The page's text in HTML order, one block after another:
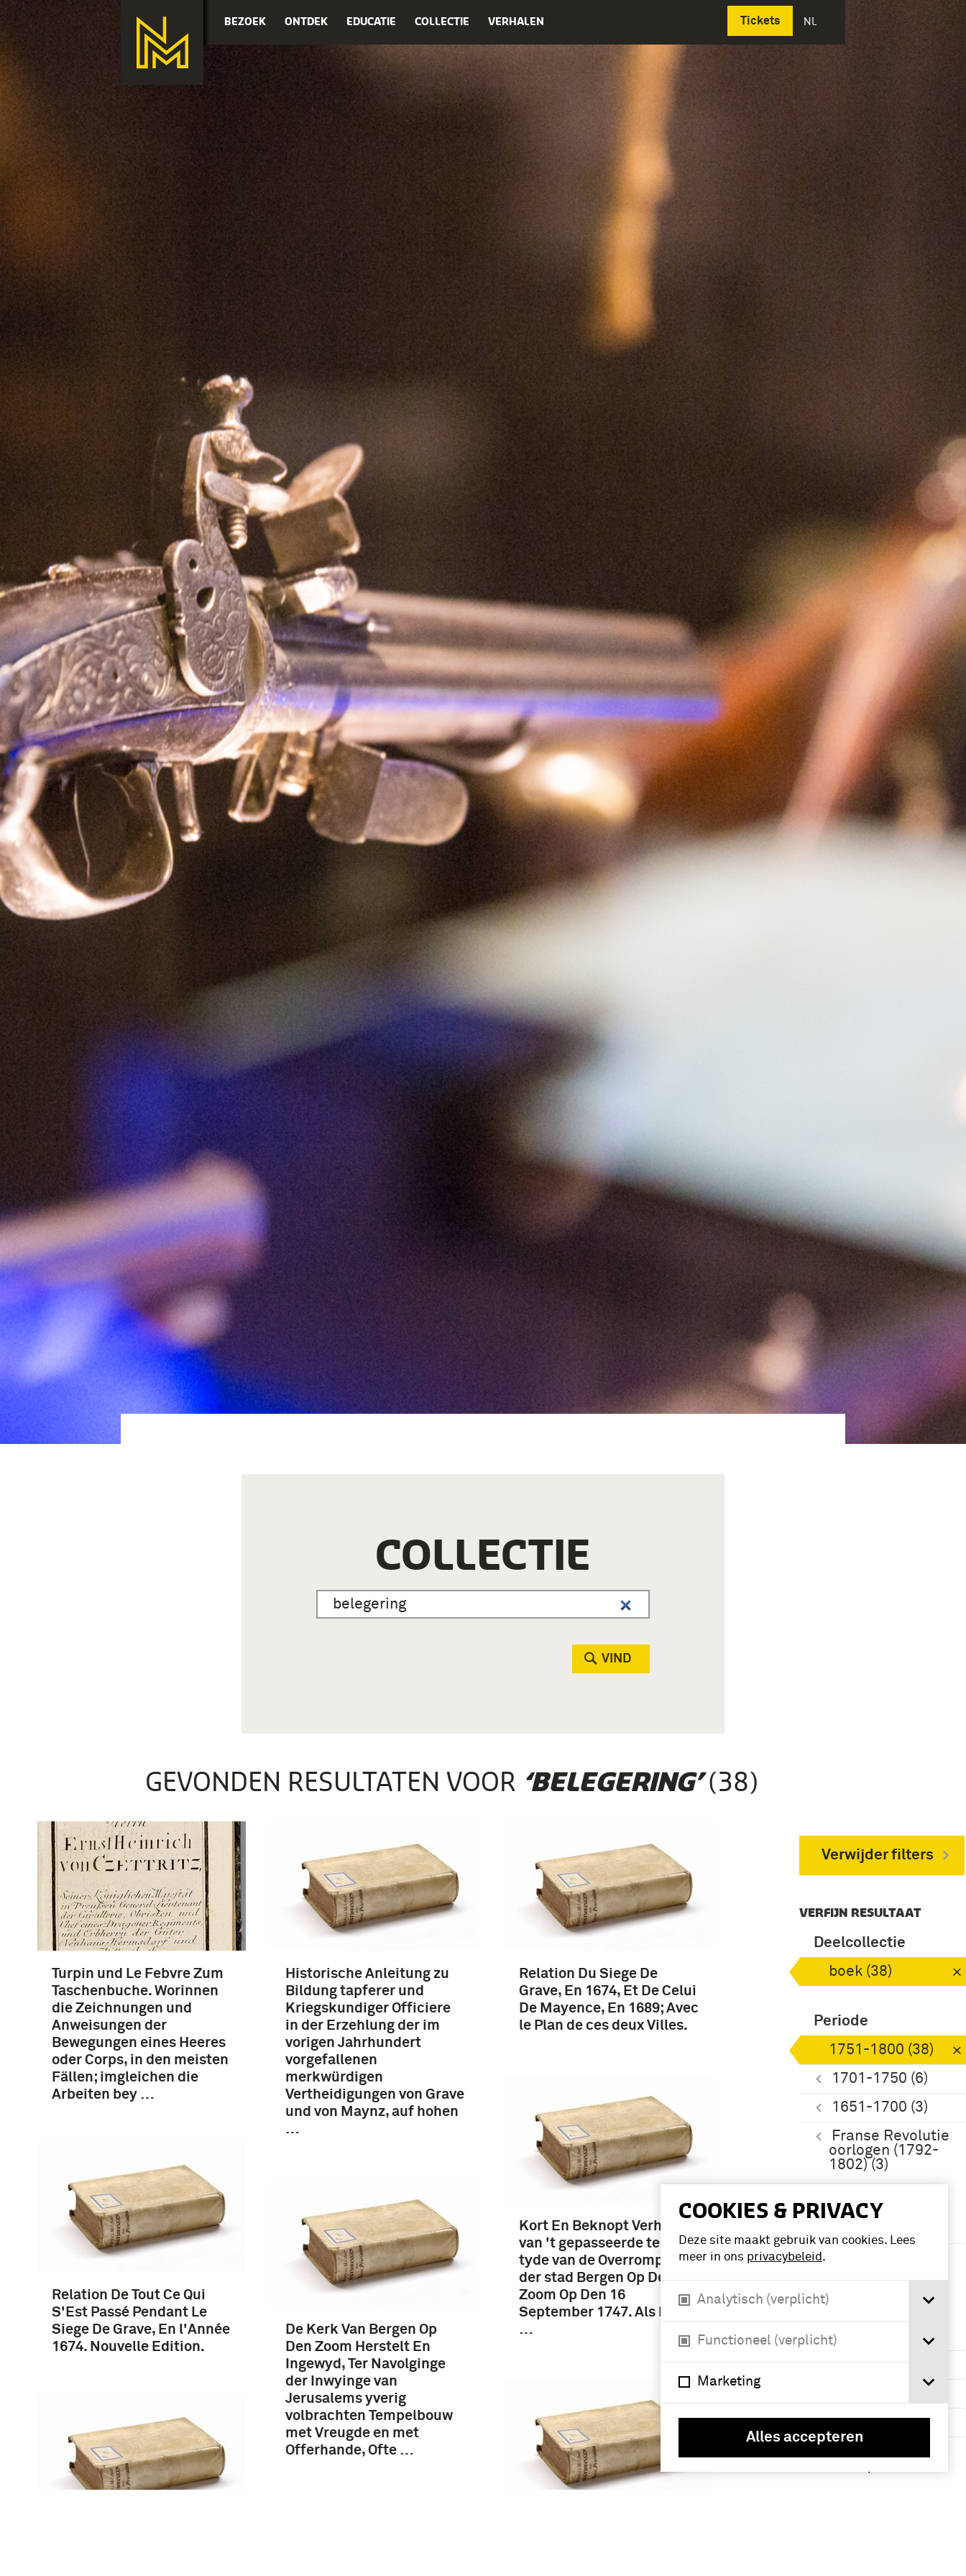
BEZOEK ONTDEK EDUCATIE COLLECTIE VERHALEN Tickets NL
Deutsch
COOKIES & PRIVACY
Deze site maakt gebruik van cookies. Lees
meer in ons privacybeleid.
Analytisch (verplicht)
Functioneel (verplicht)
Marketing
Alles accepteren
COLLECTIE
VIND
GEVONDEN RESULTATEN VOOR ‘BELEGERING’(38)
Verwijder filters
VERFIJN RESULTAAT
Deelcollectie
boek (38)
Periode
1751-1800 (38)
1701-1750 (6)
1651-1700 (3)
Franse Revolutie
oorlogen (1792-
1802) (3)
Namen /
Geografie
Nederland (10)
Grave (4)
Turpin und Le Febvre Zum
Taschenbuche. Worinnen
die Zeichnungen und
Anweisungen der
Bewegungen eines Heeres
oder Corps, in den meisten
Fällen; imgleichen die
Arbeiten bey …
Relation De Tout Ce Qui
S'Est Passé Pendant Le
Siege De Grave, En l'Année
1674. Nouvelle Edition.
Historische Anleitung zu
Bildung tapferer und
Kriegskundiger Officiere
in der Erzehlung der im
vorigen Jahrhundert
vorgefallenen
merkwürdigen
Vertheidigungen von Grave
und von Maynz, auf hohen
…
De Kerk Van Bergen Op
Den Zoom Herstelt En
Ingewyd, Ter Navolginge
der Inwyinge van
Jerusalems yverig
volbrachten Tempelbouw
met Vreugde en met
Offerhande, Ofte …
Relation Du Siege De
Grave, En 1674, Et De Celui
De Mayence, En 1689; Avec
le Plan de ces deux Villes.
Kort En Beknopt Verhaal
van 't gepasseerde ten
tyde van de Overrompeling
der stad Bergen Op Den
Zoom Op Den 16
September 1747. Als Mede
…